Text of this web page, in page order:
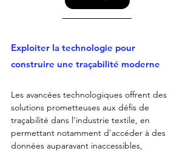
Exploiter la technologie pour
construire une traçabilité moderne
Les avancées technologiques offrent des
solutions prometteuses aux défis de
traçabilité dans l'industrie textile, en
permettant notamment d'accéder à des
données auparavant inaccessibles,